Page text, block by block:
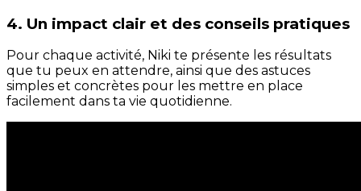
4. Un impact clair et des conseils pratiques
Pour chaque activité, Niki te présente les résultats
que tu peux en attendre, ainsi que des astuces
simples et concrètes pour les mettre en place
facilement dans ta vie quotidienne.